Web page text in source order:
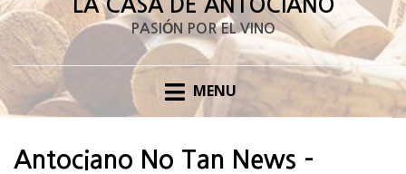
LA CASA DE ANTOCIANO
PASIÓN POR EL VINO
MENU
Antociano No Tan News –